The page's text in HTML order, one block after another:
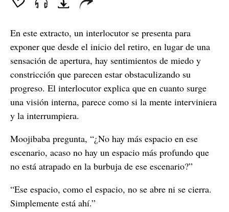
En este extracto, un interlocutor se presenta para
exponer que desde el inicio del retiro, en lugar de una
sensación de apertura, hay sentimientos de miedo y
constricción que parecen estar obstaculizando su
progreso. El interlocutor explica que en cuanto surge
una visión interna, parece como si la mente interviniera
y la interrumpiera.
Moojibaba pregunta, “¿No hay más espacio en ese
escenario, acaso no hay un espacio más profundo que
no está atrapado en la burbuja de ese escenario?”
“Ese espacio, como el espacio, no se abre ni se cierra.
Simplemente está ahí.”